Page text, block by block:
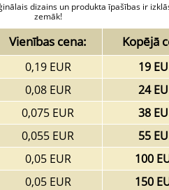
dizains un produkta īpašības ir
zemāk!
Vienības cena: Kopējā
0,19 EUR
19
0,08 EUR
24
0,075 EUR
38
0,055 EUR
55
0,05 EUR
100
0,05 EUR
150